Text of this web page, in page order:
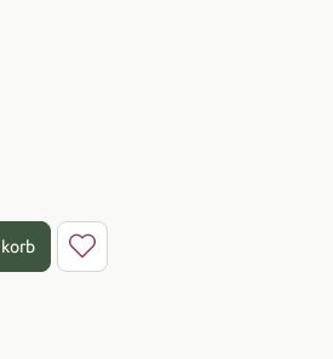
ein oder benutze die